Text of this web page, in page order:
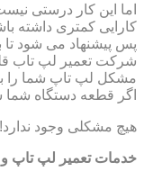
اما این کار درستی
کارایی کمتری داشته
پس پیشنهاد می شود تا
شرکت تعمیر لپ تاب
مشکل لپ تاپ شما را
اگر قطعه دستگاه شما
هیچ مشکلی وجود
خدمات تعمیر لپ تاپ و